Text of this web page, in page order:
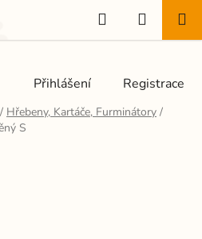
Přihlášení Registrace
Hledat
KOŠÍK
/ Hřebeny, Kartáče, Furminátory /
S